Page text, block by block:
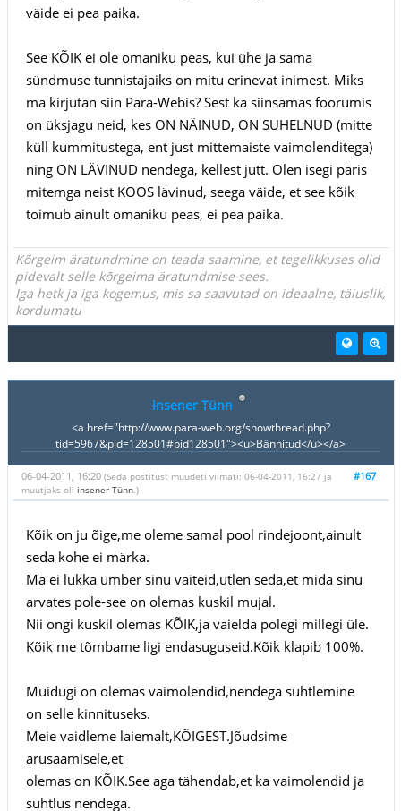
väide ei pea paika.
See KÕIK ei ole omaniku peas, kui ühe ja sama
sündmuse tunnistajaiks on mitu erinevat inimest. Miks
ma kirjutan siin Para-Webis? Sest ka siinsamas foorumis
on üksjagu neid, kes ON NÄINUD, ON SUHELNUD (mitte
küll kummitustega, ent just mittemaiste vaimolenditega)
ning ON LÄVINUD nendega, kellest jutt. Olen isegi päris
mitemga neist KOOS lävinud, seega väide, et see kõik
toimub ainult omaniku peas, ei pea paika.
Kõrgeim äratundmine on teada saamine, et tegelikkuses olid
pidevalt selle kõrgeima äratundmise sees.
Iga hetk ja iga kogemus, mis sa saavutad on ideaalne, täiuslik,
kordumatu
insener Tünn
<a href="http://www.para-web.org/showthread.php?
tid=5967&pid=128501#pid128501"><u>Bännitud</u></a>
#167
06-04-2011, 16:20 (Seda postitust muudeti viimati: 06-04-2011, 16:27 ja
muutjaks oli insener Tünn.)
Kõik on ju õige,me oleme samal pool rindejoont,ainult
seda kohe ei märka.
Ma ei lükka ümber sinu väiteid,ütlen seda,et mida sinu
arvates pole-see on olemas kuskil mujal.
Nii ongi kuskil olemas KÕIK,ja vaielda polegi millegi üle.
Kõik me tõmbame ligi endasuguseid.Kõik klapib 100%.
Muidugi on olemas vaimolendid,nendega suhtlemine
on selle kinnituseks.
Meie vaidleme laiemalt,KÕIGEST.Jõudsime
arusaamisele,et
olemas on KÕIK.See aga tähendab,et ka vaimolendid ja
suhtlus nendega.